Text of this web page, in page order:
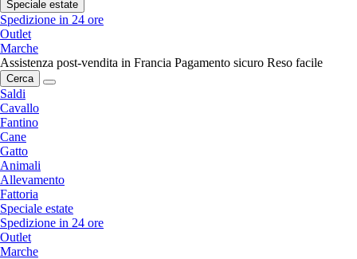
Speciale estate
Spedizione in 24 ore
Outlet
Marche
Assistenza post-vendita in Francia Pagamento sicuro Reso facile
Cerca
Saldi
Cavallo
Fantino
Cane
Gatto
Animali
Allevamento
Fattoria
Speciale estate
Spedizione in 24 ore
Outlet
Marche